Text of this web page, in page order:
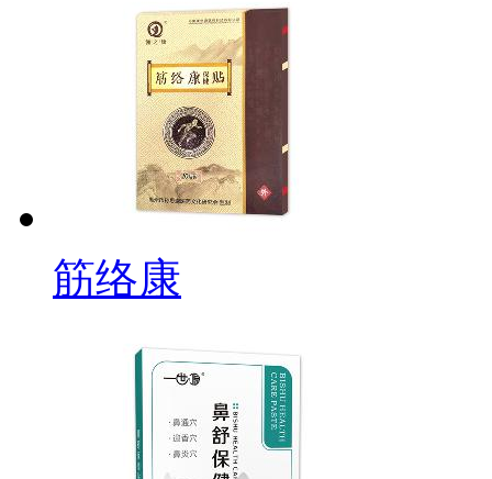
筋络康